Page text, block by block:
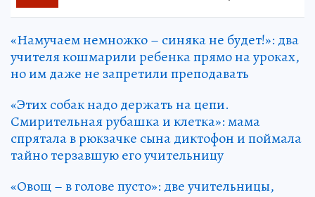
«Намучаем немножко – синяка не будет!»: два
учителя кошмарили ребенка прямо на уроках,
но им даже не запретили преподавать
«Этих собак надо держать на цепи.
Смирительная рубашка и клетка»: мама
спрятала в рюкзачке сына диктофон и поймала
тайно терзавшую его учительницу
«Овощ – в голове пусто»: две учительницы,